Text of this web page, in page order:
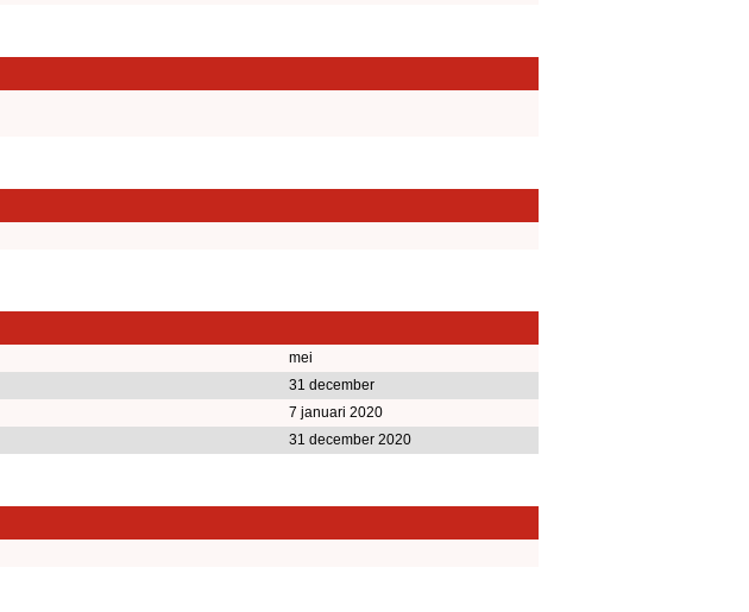
mei
31 december
7 januari 2020
31 december 2020